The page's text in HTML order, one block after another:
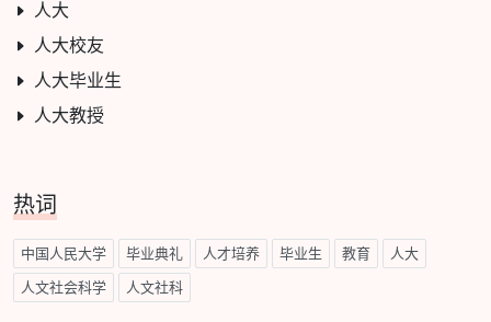
人大
人大校友
人大毕业生
人大教授
热词
中国人民大学 毕业典礼 人才培养 毕业生 教育 人大
人文社会科学 人文社科